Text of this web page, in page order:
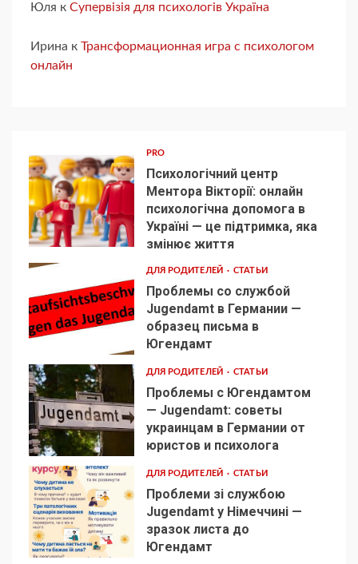
Юля к Супервізія для психологів Україна
Ирина к Трансформационная игра с психологом
онлайн
1
PRO
Психологічний центр
Ментора Вікторії: онлайн
психологічна допомога в
Україні — це підтримка, яка
змінює життя
2
ДЛЯ РОДИТЕЛЕЙ СТАТЬИ
Проблемы со службой
Jugendamt в Германии —
образец письма в
Югендамт
3
ДЛЯ РОДИТЕЛЕЙ СТАТЬИ
Проблемы с Югендамтом
— Jugendamt: советы
украинцам в Германии от
юристов и психолога
4
ДЛЯ РОДИТЕЛЕЙ СТАТЬИ
Проблеми зі службою
Jugendamt у Німеччині —
зразок листа до
Югендамт